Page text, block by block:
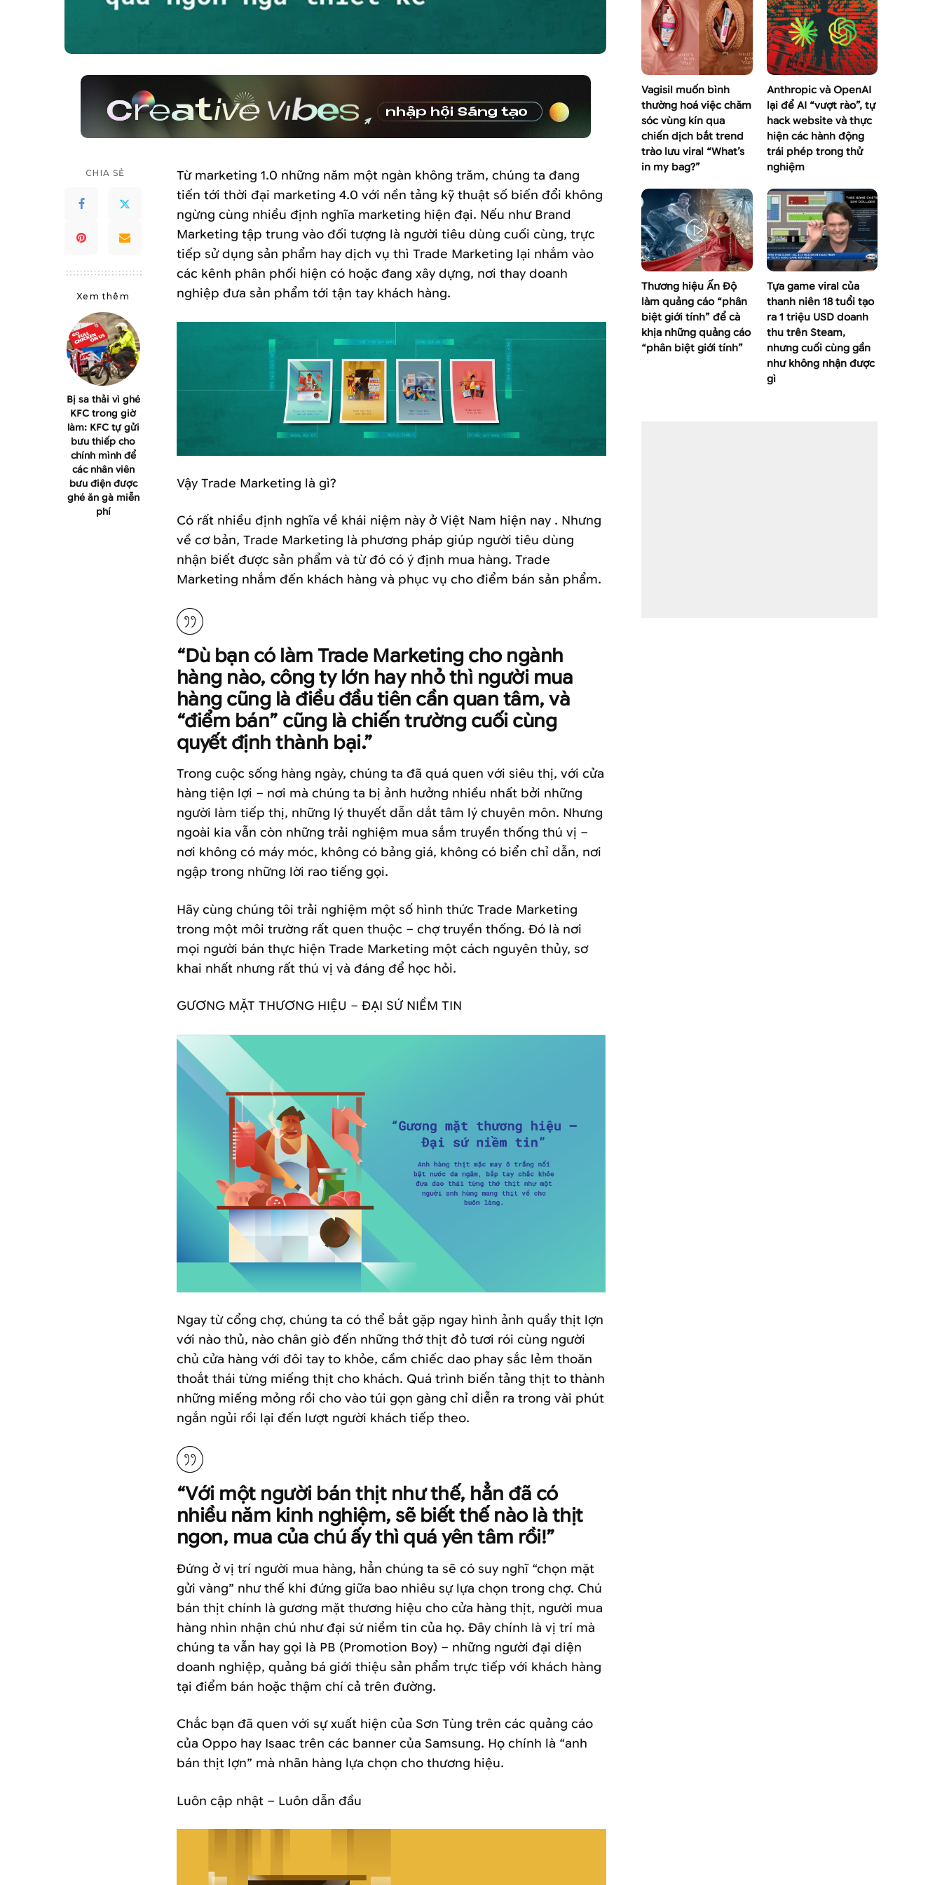
CHIA SẺ
Xem thêm
Bị sa thải vì ghé
KFC trong giờ
làm: KFC tự gửi
bưu thiếp cho
chính mình để
các nhân viên
bưu điện được
ghé ăn gà miễn
phí
Từ marketing 1.0 những năm một ngàn không trăm, chúng ta đang
tiến tới thời đại marketing 4.0 với nền tảng kỹ thuật số biến đổi không
ngừng cùng nhiều định nghĩa marketing hiện đại. Nếu như Brand
Marketing tập trung vào đối tượng là người tiêu dùng cuối cùng, trực
tiếp sử dụng sản phẩm hay dịch vụ thì Trade Marketing lại nhắm vào
các kênh phân phối hiện có hoặc đang xây dựng, nơi thay doanh
nghiệp đưa sản phẩm tới tận tay khách hàng.
Vậy Trade Marketing là gì?
Có rất nhiều định nghĩa về khái niệm này ở Việt Nam hiện nay . Nhưng
về cơ bản, Trade Marketing là phương pháp giúp người tiêu dùng
nhận biết được sản phẩm và từ đó có ý định mua hàng. Trade
Marketing nhắm đến khách hàng và phục vụ cho điểm bán sản phẩm.
“Dù bạn có làm Trade Marketing cho ngành
hàng nào, công ty lớn hay nhỏ thì người mua
hàng cũng là điều đầu tiên cần quan tâm, và
“điểm bán” cũng là chiến trường cuối cùng
quyết định thành bại.”
Trong cuộc sống hàng ngày, chúng ta đã quá quen với siêu thị, với cửa
hàng tiện lợi – nơi mà chúng ta bị ảnh hưởng nhiều nhất bởi những
người làm tiếp thị, những lý thuyết dẫn dắt tâm lý chuyên môn. Nhưng
ngoài kia vẫn còn những trải nghiệm mua sắm truyền thống thú vị –
nơi không có máy móc, không có bảng giá, không có biển chỉ dẫn, nơi
ngập trong những lời rao tiếng gọi.
Hãy cùng chúng tôi trải nghiệm một số hình thức Trade Marketing
trong một môi trường rất quen thuộc – chợ truyền thống. Đó là nơi
mọi người bán thực hiện Trade Marketing một cách nguyên thủy, sơ
khai nhất nhưng rất thú vị và đáng để học hỏi.
GƯƠNG MẶT THƯƠNG HIỆU – ĐẠI SỨ NIỀM TIN
Ngay từ cổng chợ, chúng ta có thể bắt gặp ngay hình ảnh quầy thịt lợn
với nào thủ, nào chân giò đến những thớ thịt đỏ tươi rói cùng người
chủ cửa hàng với đôi tay to khỏe, cầm chiếc dao phay sắc lẻm thoăn
thoắt thái từng miếng thịt cho khách. Quá trình biến tảng thịt to thành
những miếng mỏng rồi cho vào túi gọn gàng chỉ diễn ra trong vài phút
ngắn ngủi rồi lại đến lượt người khách tiếp theo.
“Với một người bán thịt như thế, hẳn đã có
nhiều năm kinh nghiệm, sẽ biết thế nào là thịt
ngon, mua của chú ấy thì quá yên tâm rồi!”
Đứng ở vị trí người mua hàng, hẳn chúng ta sẽ có suy nghĩ “chọn mặt
gửi vàng” như thế khi đứng giữa bao nhiêu sự lựa chọn trong chợ. Chú
bán thịt chính là gương mặt thương hiệu cho cửa hàng thịt, người mua
hàng nhìn nhận chú như đại sứ niềm tin của họ. Đây chính là vị trí mà
chúng ta vẫn hay gọi là PB (Promotion Boy) – những người đại diện
doanh nghiệp, quảng bá giới thiệu sản phẩm trực tiếp với khách hàng
tại điểm bán hoặc thậm chí cả trên đường.
Chắc bạn đã quen với sự xuất hiện của Sơn Tùng trên các quảng cáo
của Oppo hay Isaac trên các banner của Samsung. Họ chính là “anh
bán thịt lợn” mà nhãn hàng lựa chọn cho thương hiệu.
Luôn cập nhật – Luôn dẫn đầu
Vagisil muốn bình
thường hoá việc chăm
sóc vùng kín qua
chiến dịch bắt trend
trào lưu viral “What’s
in my bag?”
Anthropic và OpenAI
lại để AI “vượt rào”, tự
hack website và thực
hiện các hành động
trái phép trong thử
nghiệm
Thương hiệu Ấn Độ
làm quảng cáo “phân
biệt giới tính” để cà
khịa những quảng cáo
“phân biệt giới tính”
Tựa game viral của
thanh niên 18 tuổi tạo
ra 1 triệu USD doanh
thu trên Steam,
nhưng cuối cùng gần
như không nhận được
gì